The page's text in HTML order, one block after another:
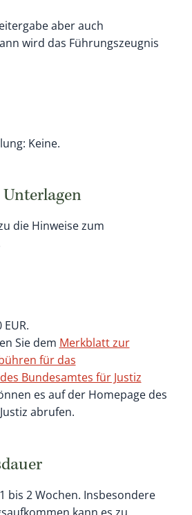
aber auch
wird das Führungszeugnis
Keine.
die Hinweise zum
Sie dem Merkblatt zur
für das
Bundesamtes für Justiz
es auf der Homepage des
abrufen.
bis 2 Wochen. Insbesondere